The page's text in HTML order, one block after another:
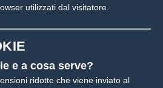
utilizzati dal visitatore.
e a cosa serve?
ridotte che viene inviato al